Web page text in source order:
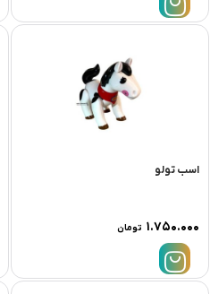
اسب تولو
۱.۷۵۰.۰۰۰ تومان